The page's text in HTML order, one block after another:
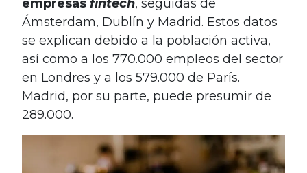
empresas fintech, seguidas de
Ámsterdam, Dublín y Madrid. Estos datos
se explican debido a la población activa,
así como a los 770.000 empleos del sector
en Londres y a los 579.000 de París.
Madrid, por su parte, puede presumir de
289.000.